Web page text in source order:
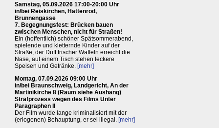
Samstag, 05.09.2026 17:00-20:00 Uhr
in/bei Reiskirchen, Hattenrod,
Brunnengasse
7. Begegnungsfest: Brücken bauen
zwischen Menschen, nicht für Straßen!
Ein (hoffentlich) schöner Spätsommerabend,
spielende und kletternde Kinder auf der
Straße, der Duft frischer Waffeln erreicht die
Nase, auf einem Tisch stehen leckere
Speisen und Getränke. [mehr]
Montag, 07.09.2026 09:00 Uhr
in/bei Braunschweig, Landgericht, An der
Martinikirche 8 (Raum siehe Aushang)
Strafprozess wegen des Films Unter
Paragraphen II
Der Film wurde lange kriminalisiert mit der
(erlogenen) Behauptung, er sei illegal. [mehr]